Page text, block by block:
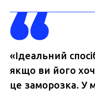
«Ідеальний
якщо ви його
це заморозка. У